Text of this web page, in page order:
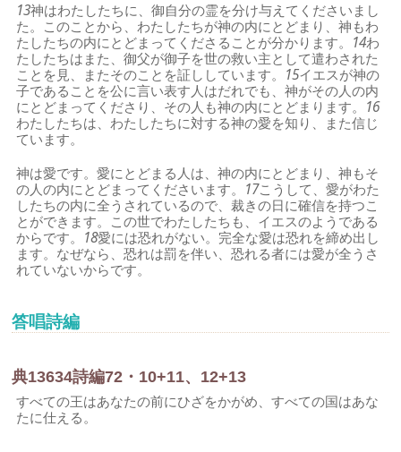
13神はわたしたちに、御自分の霊を分け与えてくださいまし
た。このことから、わたしたちが神の内にとどまり、神もわ
たしたちの内にとどまってくださることが分かります。 14わ
たしたちはまた、御父が御子を世の救い主として遣わされた
ことを見、またそのことを証ししています。 15イエスが神の
子であることを公に言い表す人はだれでも、神がその人の内
にとどまってくださり、その人も神の内にとどまります。 16
わたしたちは、わたしたちに対する神の愛を知り、また信じ
ています。
神は愛です。愛にとどまる人は、神の内にとどまり、神もそ
の人の内にとどまってくださいます。 17こうして、愛がわた
したちの内に全うされているので、裁きの日に確信を持つこ
とができます。この世でわたしたちも、イエスのようである
からです。 18愛には恐れがない。完全な愛は恐れを締め出し
ます。なぜなら、恐れは罰を伴い、恐れる者には愛が全うさ
れていないからです。
答唱詩編
典13634詩編72・10+11、12+13
すべての王はあなたの前にひざをかがめ、すべての国はあな
たに仕える。